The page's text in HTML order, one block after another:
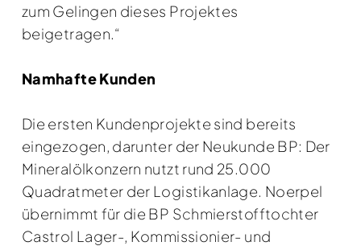
zum Gelingen dieses Projektes
beigetragen.“
Namhafte Kunden
Die ersten Kundenprojekte sind bereits
eingezogen, darunter der Neukunde BP: Der
Mineralölkonzern nutzt rund 25.000
Quadratmeter der Logistikanlage. Noerpel
übernimmt für die BP Schmierstofftochter
Castrol Lager-, Kommissionier- und